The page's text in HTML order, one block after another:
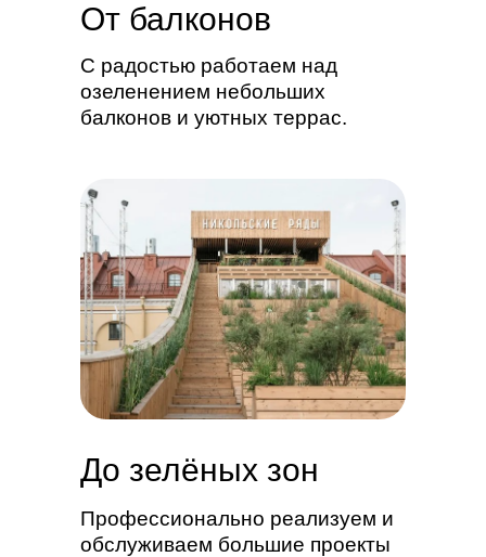
С радостью работаем над
озеленением небольших
балконов и уютных террас.
Профессионально реализуем и
обслуживаем большие проекты
До зелёных зон
От балконов